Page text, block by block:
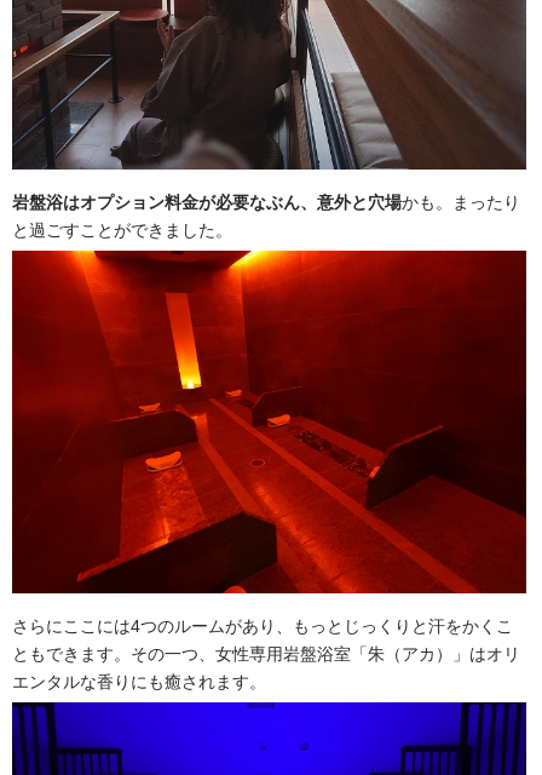
岩盤浴はオプション料金が必要なぶん、意外と穴場かも。まったり
と過ごすことができました。
さらにここには4つのルームがあり、もっとじっくりと汗をかくこ
ともできます。その一つ、女性専用岩盤浴室「朱（アカ）」はオリ
エンタルな香りにも癒されます。